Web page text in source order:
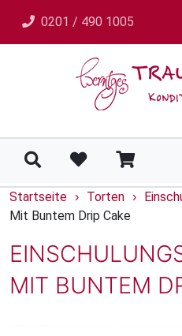
0201 / 490 1005
Startseite › Torten ›
Mit Buntem Drip Cake
MIT BUNTEM